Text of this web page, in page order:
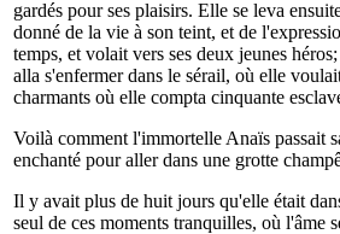
gardés pour ses plaisirs. Elle se leva
donné de la vie à son teint, et de
temps, et volait vers ses deux jeunes
alla s'enfermer dans le sérail, où elle
charmants où elle compta cinquante
Voilà comment l'immortelle Anaïs passait
enchanté pour aller dans une grotte
Il y avait plus de huit jours qu'elle était
seul de ces moments tranquilles, où l'âme